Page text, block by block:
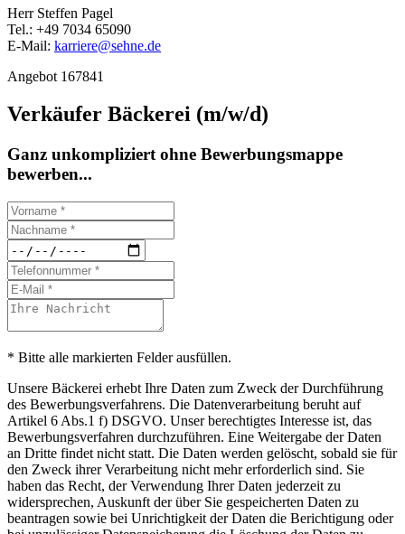
Herr Steffen Pagel
Tel.: +49 7034 65090
E-Mail: karriere@sehne.de
Angebot 167841
Verkäufer Bäckerei (m/w/d)
Ganz unkompliziert ohne Bewerbungsmappe
bewerben...
* Bitte alle markierten Felder ausfüllen.
Unsere Bäckerei erhebt Ihre Daten zum Zweck der Durchführung
des Bewerbungsverfahrens. Die Datenverarbeitung beruht auf
Artikel 6 Abs.1 f) DSGVO. Unser berechtigtes Interesse ist, das
Bewerbungsverfahren durchzuführen. Eine Weitergabe der Daten
an Dritte findet nicht statt. Die Daten werden gelöscht, sobald sie für
den Zweck ihrer Verarbeitung nicht mehr erforderlich sind. Sie
haben das Recht, der Verwendung Ihrer Daten jederzeit zu
widersprechen, Auskunft der über Sie gespeicherten Daten zu
beantragen sowie bei Unrichtigkeit der Daten die Berichtigung oder